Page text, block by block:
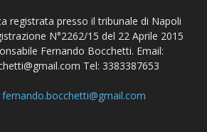
registrata presso il tribunale di Napoli
N°2262/15 del 22 Aprile 2015
Fernando Bocchetti. Email:
Tel: 3383387653
fernando.bocchetti@gmail.com